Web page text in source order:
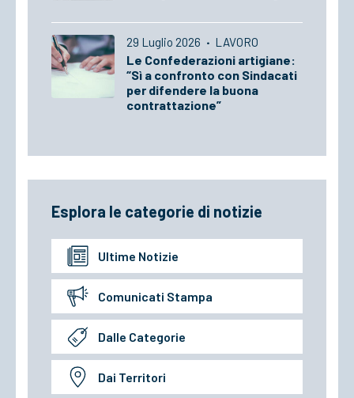
29 Luglio 2026 · LAVORO
Le Confederazioni artigiane:
“Sì a confronto con Sindacati
per difendere la buona
contrattazione”
Esplora le categorie di notizie
Ultime Notizie
Comunicati Stampa
Dalle Categorie
Dai Territori